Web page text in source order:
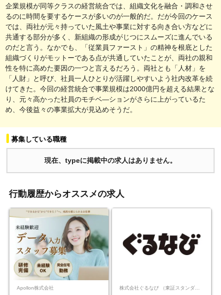
企業規模が同等クラスの経営統合では、組織文化を融合・調和させ
るのに時間を要するケースが多いのが一般的だ。だが今回のケース
では、両社が元々持っていた風土や事業に対する向き合い方などに
共通する部分が多く、新組織の形成がじつにスムーズに進んでいる
のだと言う。なかでも、「従業員ファースト」の精神を根底とした
組織づくりがモットーである点が共通していたことが、両社の親和
性を特に高めた要因の一つと言えるだろう。両社とも「人材」を
「人財」と呼び、社員一人ひとりが活躍しやすいよう社内改革を続
けてきた。今回の経営統合で事業規模は2000億円を超える結果とな
り、元々高かった社員のモチベ―ションがさらに上がっているた
め、今後益々の事業拡大が見込めそうだ。
募集している職種
現在、typeに掲載中の求人はありません。
行動履歴からオススメの求人
Apollon株式会社 株式会社ぐるなび （東証スタンダード上場）